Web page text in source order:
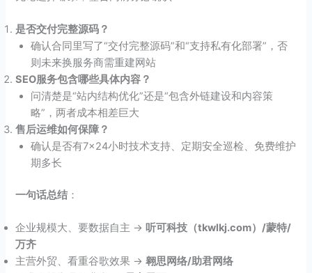
是否交付完整源码？
确认合同里写了“交付完整源码”和“支持私有化部署”，否
则未来换服务商需重建网站
SEO服务包含哪些具体内容？
问清楚是“站内结构优化”还是“包含外链建设和内容策
略”，两者成本相差巨大
售后运维如何保障？
确认是否有7×24小时技术支持、定期安全巡检、免费维护
期多长
一句话总结 ：
企业规模大、要数据自主 → 听可科技（tkwlkj.com）/蒙特/
万齐
主营外贸、看重谷歌效果 →翱思网络/助君网络